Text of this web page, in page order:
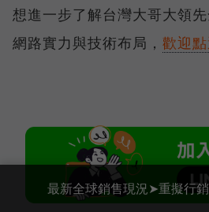
想進一步了解台灣大哥大領
網路實力與技術布局， 歡迎點
最新全球銷售現況➤重擬行